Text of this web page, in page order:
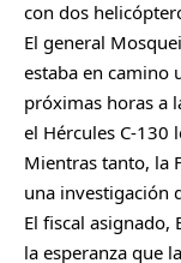
con dos
El general
estaba en camino
próximas horas a
el Hércules C-130
Mientras tanto, la
una investigación
El fiscal asignado,
la esperanza que